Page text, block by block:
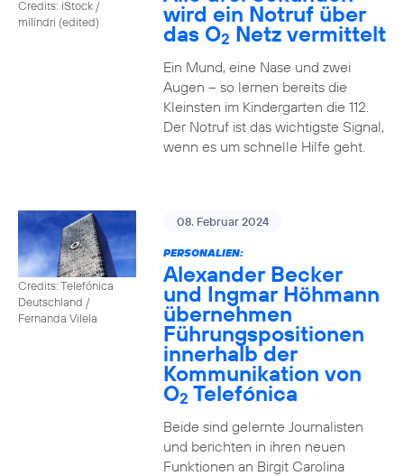
Credits: iStock /
milindri (edited)
wird ein Notruf über
das O2 Netz vermittelt
Ein Mund, eine Nase und zwei
Augen – so lernen bereits die
Kleinsten im Kindergarten die 112.
Der Notruf ist das wichtigste Signal,
wenn es um schnelle Hilfe geht.
Credits: Telefónica
Deutschland /
Fernanda Vilela
08. Februar 2024
PERSONALIEN:
Alexander Becker
und Ingmar Höhmann
übernehmen
Führungspositionen
innerhalb der
Kommunikation von
O2 Telefónica
Beide sind gelernte Journalisten
und berichten in ihren neuen
Funktionen an Birgit Carolina